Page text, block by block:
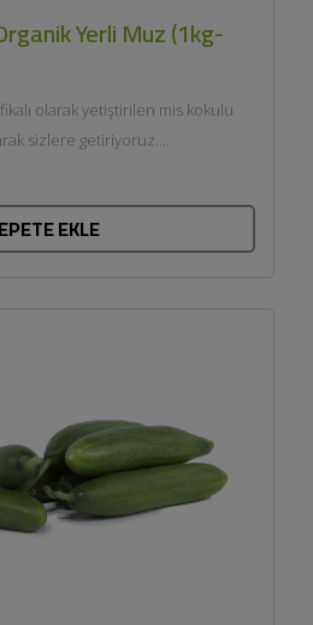
Yerli Muz (1kg-
olarak yetiştirilen mis kokulu
sizlere getiriyoruz....
EKLE